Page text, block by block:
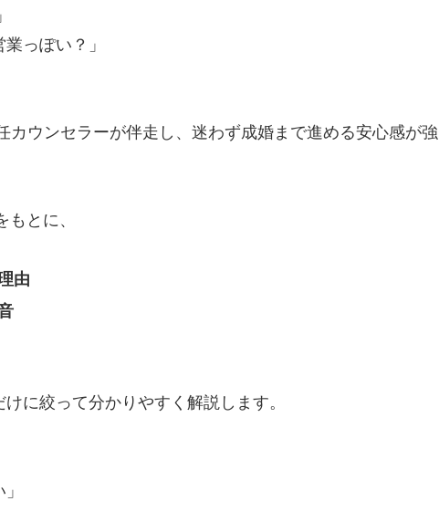
っぽい？」
カウンセラーが伴走し、迷わず成婚まで進める安心感が強
とに、
由
に絞って分かりやすく解説します。